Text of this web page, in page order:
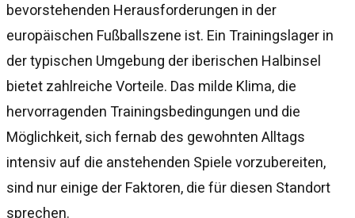
bevorstehenden Herausforderungen in der
europäischen Fußballszene ist. Ein Trainingslager in
der typischen Umgebung der iberischen Halbinsel
bietet zahlreiche Vorteile. Das milde Klima, die
hervorragenden Trainingsbedingungen und die
Möglichkeit, sich fernab des gewohnten Alltags
intensiv auf die anstehenden Spiele vorzubereiten,
sind nur einige der Faktoren, die für diesen Standort
sprechen.